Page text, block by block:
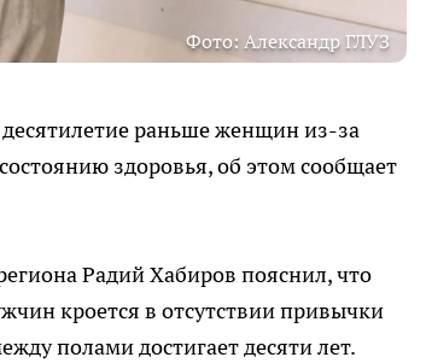
Фото: Александр ГЛУЗ
раньше женщин из-за
здоровья, об этом сообщает
Радий Хабиров пояснил, что
кроется в отсутствии привычки
полами достигает десяти лет.